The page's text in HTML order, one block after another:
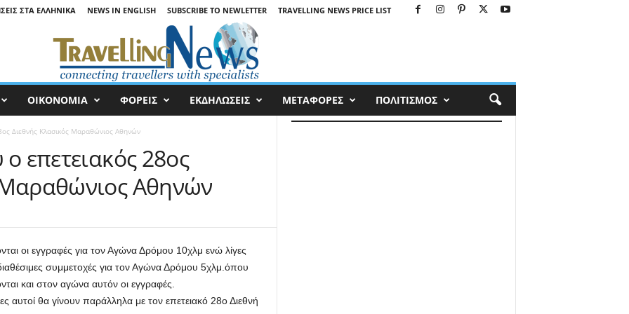
ΣΤΑ ΕΛΛΗΝΙΚΆ NEWS IN ENGLISH SUBSCRIBE TO NEWLETTER TRAVELLING NEWS PRICE LIST
ΟΙΚΟΝΟΜΙΑ ΦΟΡΕΙΣ ΕΚΔΗΛΩΣΕΙΣ ΜΕΤΑΦΟΡΕΣ ΠΟΛΙΤΙΣΜΟΣ
Διεθνής Κλασικός Μαραθώνιος Αθηνών
επετειακός 28ος
Αθηνών
οι εγγραφές για τον Αγώνα Δρόμου 10χλμ ενώ λίγες
διαθέσιμες συμμετοχές για τον Αγώνα Δρόμου 5χλμ.όπου
και στον αγώνα αυτόν οι εγγραφές.
αυτοί θα γίνουν παράλληλα με τον επετειακό 28ο Διεθνή